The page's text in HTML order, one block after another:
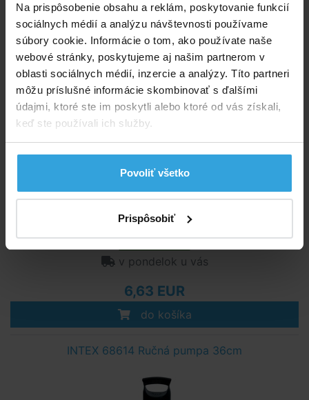
Na prispôsobenie obsahu a reklám, poskytovanie funkcií
sociálnych médií a analýzu návštevnosti používame
súbory cookie. Informácie o tom, ako používate naše
webové stránky, poskytujeme aj našim partnerom v
oblasti sociálnych médií, inzercie a analýzy. Títo partneri
môžu príslušné informácie skombinovať s ďalšími
údajmi, ktoré ste im poskytli alebo ktoré od vás získali,
keď ste používali ich služby.
Povoliť všetko
Prispôsobiť
Typ steny: nafukovacie
Doporučené príslušenstvo (3)
INTEX 68610 Pumpička nožná 30cm
v pondelok u vás
6,63 EUR
do košíka
INTEX 68614 Ručná pumpa 36cm